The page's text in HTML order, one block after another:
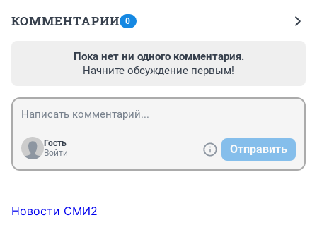
КОММЕНТАРИИ 0
Пока нет ни одного комментария.
Начните обсуждение первым!
Гость
Войти
Отправить
Новости СМИ2